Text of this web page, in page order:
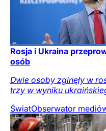
Rosja i Ukraina
osób
Dwie osoby zginęły w
trzy w wyniku
ŚwiatObserwator